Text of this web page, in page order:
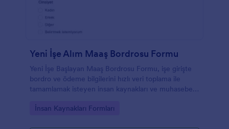
Yeni İşe Alım Maaş Bordrosu Formu
Yeni İşe Başlayan Maaş Bordrosu Formu, işe girişte
bordro ve ödeme bilgilerini hızlı veri toplama ile
tamamlamak isteyen insan kaynakları ve muhasebe
Go to Category:
İnsan Kaynakları Formları